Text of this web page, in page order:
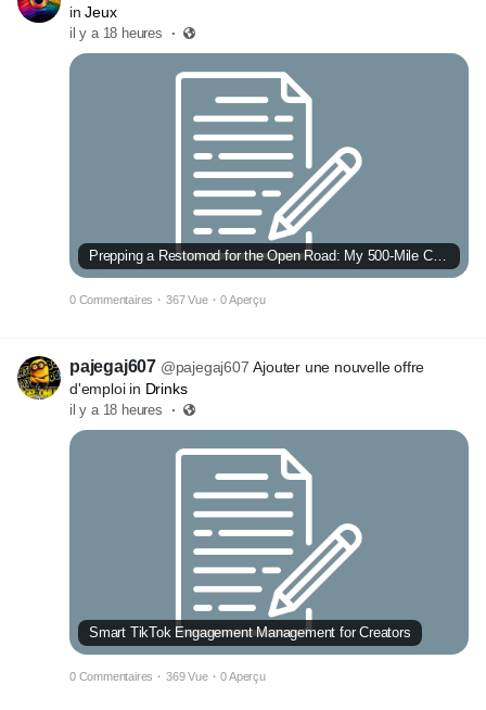
inJeux
il y a 18 heures ·
Prepping a Restomod for the Open Road: My 500-Mile Charger Adventure
0 Commentaires · 367 Vue · 0 Aperçu
pajegaj607 @pajegaj607 Ajouter une nouvelle offre
d'emploi in Drinks
il y a 18 heures ·
Smart TikTok Engagement Management for Creators
0 Commentaires · 369 Vue · 0 Aperçu